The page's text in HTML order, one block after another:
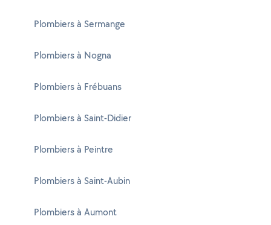
Plombiers à Sermange
Plombiers à Nogna
Plombiers à Frébuans
Plombiers à Saint-Didier
Plombiers à Peintre
Plombiers à Saint-Aubin
Plombiers à Aumont